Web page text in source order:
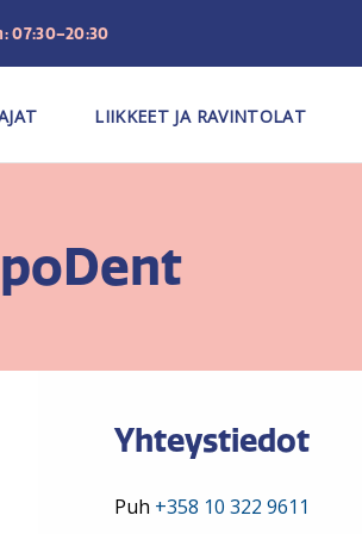
07:30–20:30
LIIKKEET JA RAVINTOLAT
Yhteystiedot
Puh +358 10 322 9611